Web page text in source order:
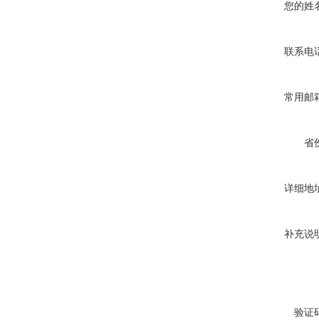
您的姓
联系电
常用邮
省
详细地
补充说
验证